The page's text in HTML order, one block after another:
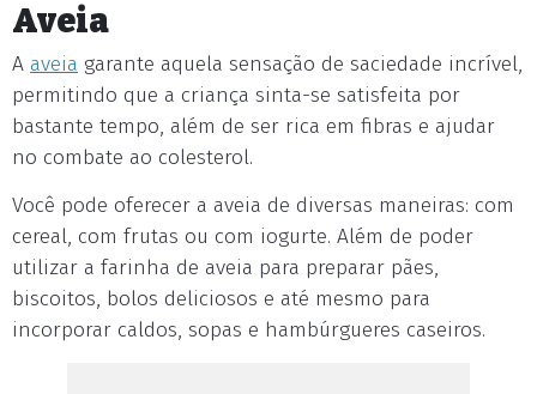
Aveia
A aveia garante aquela sensação de saciedade incrível,
permitindo que a criança sinta-se satisfeita por
bastante tempo, além de ser rica em fibras e ajudar
no combate ao colesterol.
Você pode oferecer a aveia de diversas maneiras: com
cereal, com frutas ou com iogurte. Além de poder
utilizar a farinha de aveia para preparar pães,
biscoitos, bolos deliciosos e até mesmo para
incorporar caldos, sopas e hambúrgueres caseiros.